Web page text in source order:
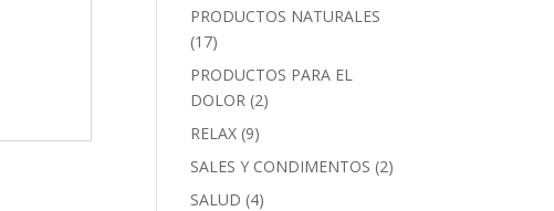
PRODUCTOS NATURALES
(17)
PRODUCTOS PARA EL
DOLOR (2)
RELAX (9)
SALES Y CONDIMENTOS (2)
SALUD (4)